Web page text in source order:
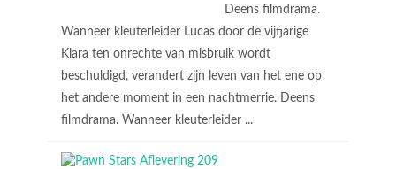
Deens filmdrama.
Wanneer kleuterleider Lucas door de vijfjarige
Klara ten onrechte van misbruik wordt
beschuldigd, verandert zijn leven van het ene op
het andere moment in een nachtmerrie. Deens
filmdrama. Wanneer kleuterleider ...